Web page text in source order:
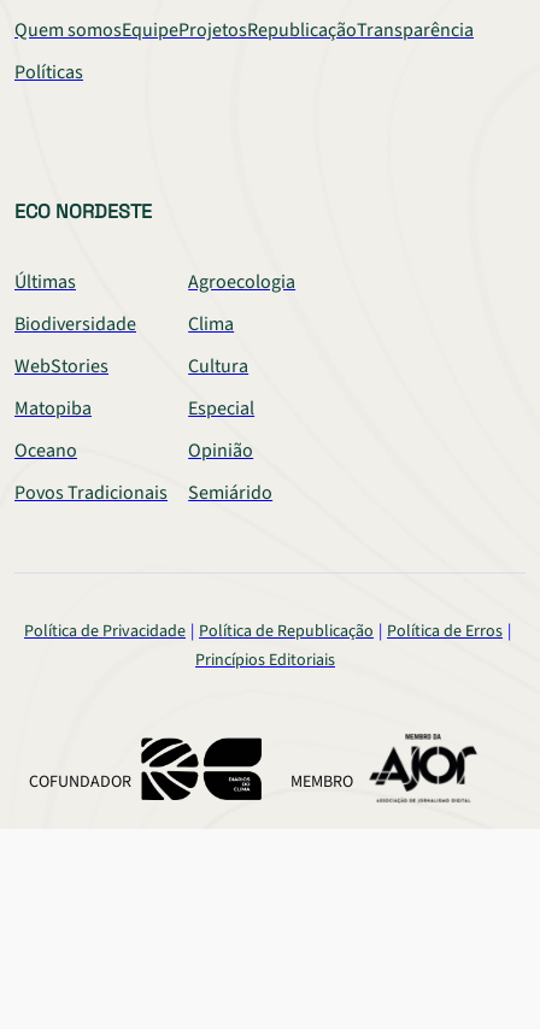
Quem somosEquipeProjetosRepublicaçãoTransparência
Políticas
ECO NORDESTE
Últimas
Agroecologia
Biodiversidade
Clima
WebStories
Cultura
Matopiba
Especial
Oceano
Opinião
Povos Tradicionais
Semiárido
Política de Privacidade Política de Republicação Política de Erros
Princípios Editoriais
COFUNDADOR MEMBRO